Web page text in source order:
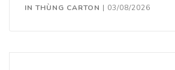
IN THÙNG CARTON | 03/08/2026